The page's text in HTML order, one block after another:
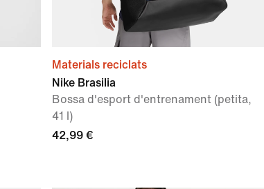
Materials reciclats
Nike Brasilia
Bossa d'esport d'entrenament (petita,
41 l)
42,99 €